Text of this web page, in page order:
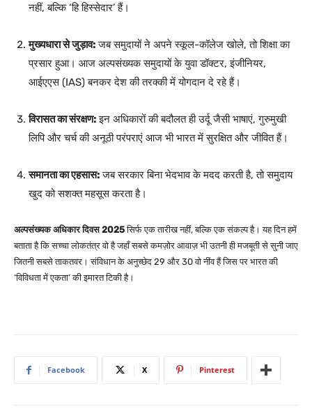
नहीं, बल्कि ‘हि हिस्सेदार’ हैं।
मुख्यधारा से जुड़ाव:जब समुदायों ने अपने स्कूल-कॉलेज खोले, तो शिक्षा का
प्रसार हुआ। आज अल्पसंख्यक समुदायों के युवा डॉक्टर, इंजीनियर,
आईएएस (IAS) बनकर देश की तरक्की में योगदान दे रहे हैं।
विरासत का संरक्षण:इन अधिकारों की बदौलत ही उर्दू जैसी भाषाएं, गुरुमुखी
लिपि और चर्च की अनूठी परंपराएं आज भी भारत में सुरक्षित और जीवित हैं।
समानता का एहसास:जब सरकार बिना भेदभाव के मदद करती है, तो समुदाय
खुद को सशक्त महसूस करता है।
अल्पसंख्यक अधिकार दिवस 2025सिर्फ एक तारीख नहीं, बल्कि एक संकल्प है। यह दिन हमें
बताता है कि सच्चा लोकतंत्र वो है जहाँ सबसे कमज़ोर आवाज़ भी उतनी ही मजबूती से सुनी जाए
जितनी सबसे ताकतवर। संविधान के अनुच्छेद 29 और 30 वो नींव हैं जिस पर भारत की
‘विविधता में एकता’ की इमारत टिकी है।
Facebook X Pinterest